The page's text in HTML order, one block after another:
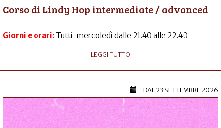
Corso di Lindy Hop intermediate / advanced
Giorni e orari: Tutti i mercoledì dalle 21.40 alle 22.40
LEGGI TUTTO
DAL23 SETTEMBRE 2026